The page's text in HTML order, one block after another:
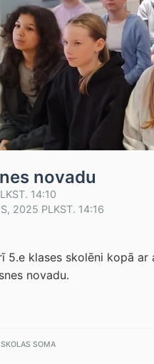
novadu
14:10
2025 PLKST. 14:16
5.e klases skolēni kopā
novadu.
SOMA